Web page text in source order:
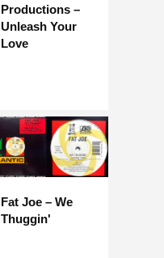
Productions –
Unleash Your
Love
Fat Joe – We
Thuggin'